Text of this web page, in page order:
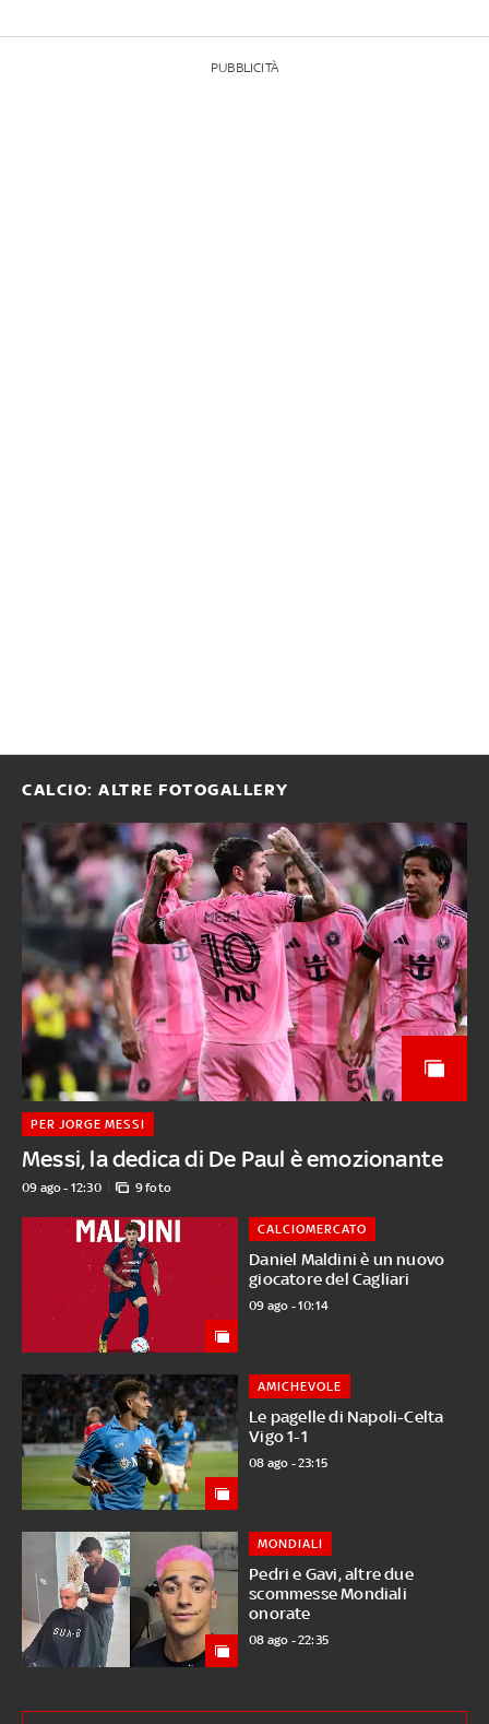
PUBBLICITÀ
CALCIO: ALTRE FOTOGALLERY
Messi, la dedica di De Paul è emozionante
PER JORGE MESSI
09 ago - 12:30 9 foto
Daniel Maldini è un nuovo
giocatore del Cagliari
CALCIOMERCATO
09 ago - 10:14
Le pagelle di Napoli-Celta
Vigo 1-1
AMICHEVOLE
08 ago - 23:15
Pedri e Gavi, altre due
scommesse Mondiali
onorate
MONDIALI
08 ago - 22:35